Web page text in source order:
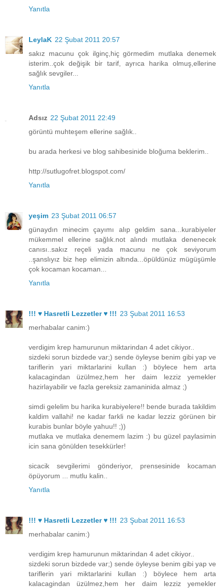
Yanıtla
LeylaK 22 Şubat 2011 20:57
sakız macunu çok ilginç,hiç görmedim mutlaka denemek
isterim..çok değişik bir tarif, ayrıca harika olmuş,ellerine
sağlık sevgiler...
Yanıtla
Adsız 22 Şubat 2011 22:49
görüntü muhteşem ellerine sağlık..
bu arada herkesi ve blog sahibesinide bloğuma beklerim..
http://sutlugofret.blogspot.com/
Yanıtla
yeşim 23 Şubat 2011 06:57
günaydın minecim çayımı alıp geldim sana...kurabiyeler
mükemmel ellerine sağlık.not alındı mutlaka denenecek
canısı..sakız reçeli yada macunu ne çok seviyorum
..şanslıyız biz hep elimizin altında...öpüldünüz mügüşümle
çok kocaman kocaman...
Yanıtla
!!! ♥ Hasretli Lezzetler ♥ !!! 23 Şubat 2011 16:53
merhabalar canim:)
verdigim krep hamurunun miktarindan 4 adet cikiyor..
sizdeki sorun bizdede var;) sende öyleyse benim gibi yap ve
tariflerin yari miktarlarini kullan :) böylece hem arta
kalacagindan üzülmez,hem her daim lezziz yemekler
hazirlayabilir ve fazla gereksiz zamaninida almaz ;)
simdi gelelim bu harika kurabiyelere!! bende burada takildim
kaldim vallahi! ne kadar farkli ne kadar lezziz görünen bir
kurabis bunlar böyle yahuu!! ;))
mutlaka ve mutlaka denemem lazim :) bu güzel paylasimin
icin sana gönülden tesekkürler!
sicacik sevgilerimi gönderiyor, prensesinide kocaman
öpüyorum ... mutlu kalin..
Yanıtla
!!! ♥ Hasretli Lezzetler ♥ !!! 23 Şubat 2011 16:53
merhabalar canim:)
verdigim krep hamurunun miktarindan 4 adet cikiyor..
sizdeki sorun bizdede var;) sende öyleyse benim gibi yap ve
tariflerin yari miktarlarini kullan :) böylece hem arta
kalacagindan üzülmez,hem her daim lezziz yemekler